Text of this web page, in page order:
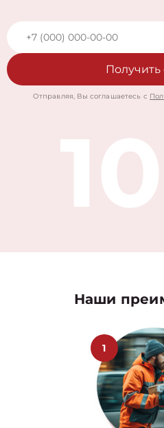
Получить
Отправляя, Вы соглашаетесь с
Наши
1